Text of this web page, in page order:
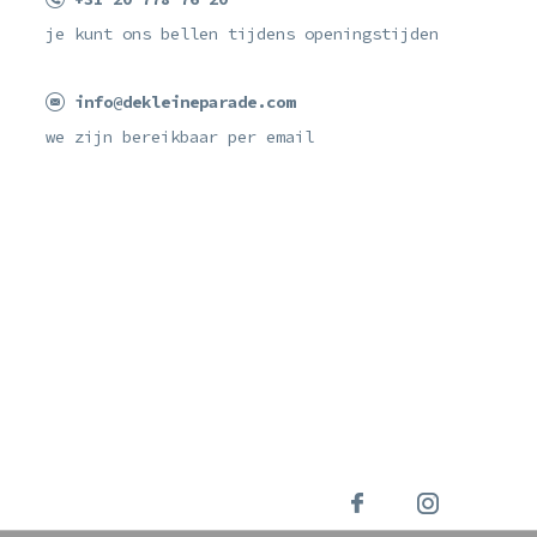
je kunt ons bellen tijdens openingstijden
info@dekleineparade.com
we zijn bereikbaar per email